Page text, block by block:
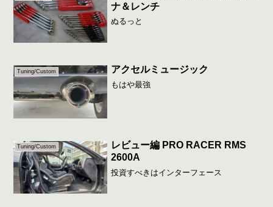
ナ＆レンチ
ぬるっと
Tuning/Custom アクセルミュージック
もはや最強
Tuning/Custom
レビュー編 PRO RACER RMS
2600A
投資すべきはインターフェース